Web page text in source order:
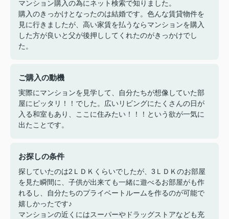
マンション購入の為にネット検索で知りました。
購入のきっかけとなったのは結婚です。色んな賃貸物件を
見に行きましたが、高い家賃を払うならマンションを購入
した方が良いと父が後押ししてくれたのがきっかけでし
た。
ご購入の動機
実際にマンションを見学して、自分たちが想像していた部
屋にピッタリ！！でした。広いリビングにたくさんの日が
入る和室もあり、ここに住みたい！！！という欲が一気に
出たことです。
お探しの条件
探していたのは2ＬＤＫくらいでしたが、3ＬＤＫのお部屋
を見た瞬間に、子供が出来ても一緒に遊べるお部屋がも作
れるし、自分たちのプライベートルームを作るのが可能で
嬉しかったです♪
マンションの近くにはスーパーやドラッグストアなども充